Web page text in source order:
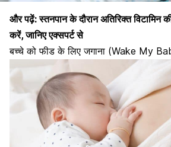
और पढ़ें:स्तनपान के दौरान अतिरिक्त विटामिन
करें, जानिए एक्सपर्ट से
बच्चे को फीड के लिए जगाना (Wake My